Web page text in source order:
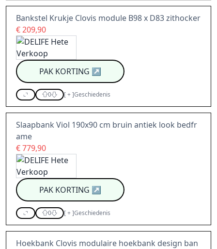
Bankstel Krukje Clovis module B98 x D83 zithocker
€ 209,90
PAK KORTING ↗
0 [+]Geschiedenis
Slaapbank Viol 190x90 cm bruin antiek look bedfr
ame
€ 779,90
PAK KORTING ↗
0 [+]Geschiedenis
Hoekbank Clovis modulaire hoekbank design ban